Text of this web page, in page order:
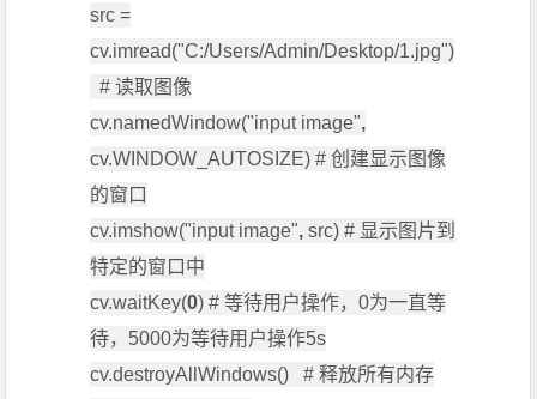
src =
cv.imread("C:/Users/Admin/Desktop/1.jpg")
# 读取图像
cv.namedWindow("input image",
cv.WINDOW_AUTOSIZE) # 创建显示图像
的窗口
cv.imshow("input image",src) # 显示图片到
特定的窗口中
cv.waitKey(0) # 等待用户操作，0为一直等
待，5000为等待用户操作5s
cv.destroyAllWindows() # 释放所有内存